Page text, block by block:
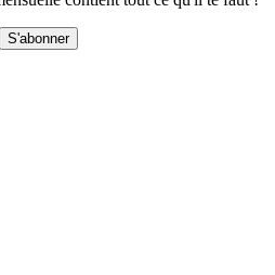
S'abonner